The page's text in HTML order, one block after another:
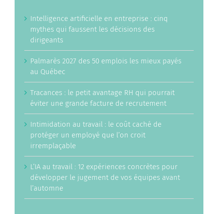
Intelligence artificielle en entreprise : cinq
mythes qui faussent les décisions des
dirigeants
Palmarès 2027 des 50 emplois les mieux payés
au Québec
Tracances : le petit avantage RH qui pourrait
éviter une grande facture de recrutement
Intimidation au travail : le coût caché de
protéger un employé que l’on croit
irremplaçable
L’IA au travail : 12 expériences concrètes pour
développer le jugement de vos équipes avant
l’automne